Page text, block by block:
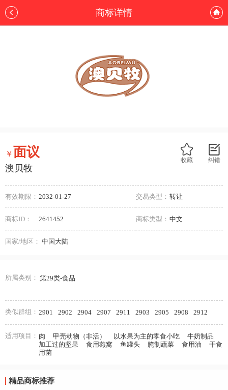
商标详情
纠错
收藏
￥面议
澳贝牧
有效期限： 2032-01-27 交易类型： 转让
商标ID： 2641452 商标类型： 中文
国家/地区： 中国大陆
所属类别： 第29类-食品
类似群组： 2901 2902 2904 2907 2911 2903 2905 2908 2912
适用项目： 肉 甲壳动物（非活） 以水果为主的零食小吃
牛奶制品
加工过的坚果
食用燕窝 鱼罐头 腌制蔬菜 食用油
干食
用菌
精品商标推荐